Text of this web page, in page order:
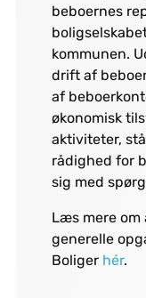
beboernes
kommunen.
drift af
af
økonomisk
aktiviteter,
rådighed for
sig med
Læs mere
generelle
Boliger hér.